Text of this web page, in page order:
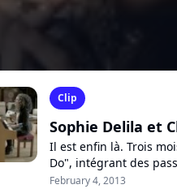
Clip
Sophie Delila et
Il est enfin là. Trois
Do", intégrant des
Willem, la chanteuse...
February 4, 2013